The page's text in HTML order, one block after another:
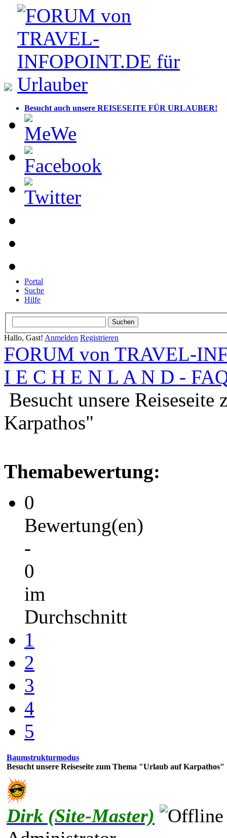
Besucht auch unsere REISESEITE FÜR URLAUBER!
Portal
Suche
Hilfe
Hallo, Gast! Anmelden Registrieren
FORUM von TRAVEL-
I E C H E N L A N D -
Besucht unsere
Karpathos"
Themabewertung:
0
Bewertung(en)
-
0
im
Durchschnitt
1
2
3
4
5
Baumstrukturmodus
Besucht unsere Reiseseite zum Thema "Urlaub auf Karpathos"
Dirk (Site-Master)